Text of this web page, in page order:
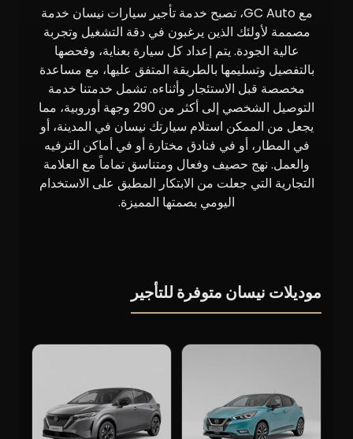
مع GC Auto، تصبح خدمة تأجير سيارات نيسان خدمة
مصممة لأولئك الذين يرغبون في دقة التشغيل وتجربة
عالية الجودة. يتم إعداد كل سيارة بعناية، وفحصها
بالتفصيل وتسليمها بالطريقة المتفق عليها، مع مساعدة
مخصصة قبل الاستئجار وأثناءه. تشمل خدمتنا خدمة
التوصيل الشخصي إلى أكثر من 290 وجهة أوروبية، مما
يجعل من الممكن استلام سيارتك نيسان في المدينة، أو
في المطار، أو في فنادق مختارة أو في أماكن الترفيه
والعمل. نهج حصيف وفعال ومتناسق تماماً مع العلامة
التجارية التي جعلت من الابتكار المطبق على الاستخدام
اليومي بصمتها المميزة.
موديلات نيسان متوفرة للتأجير